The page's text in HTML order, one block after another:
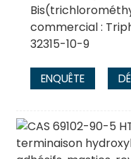
commercial :
32315-10-9
ENQUÊTE